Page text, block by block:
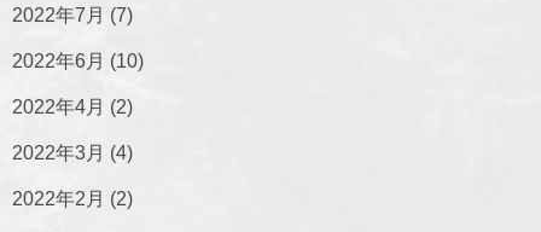
2022年7月 (7)
2022年6月 (10)
2022年4月 (2)
2022年3月 (4)
2022年2月 (2)